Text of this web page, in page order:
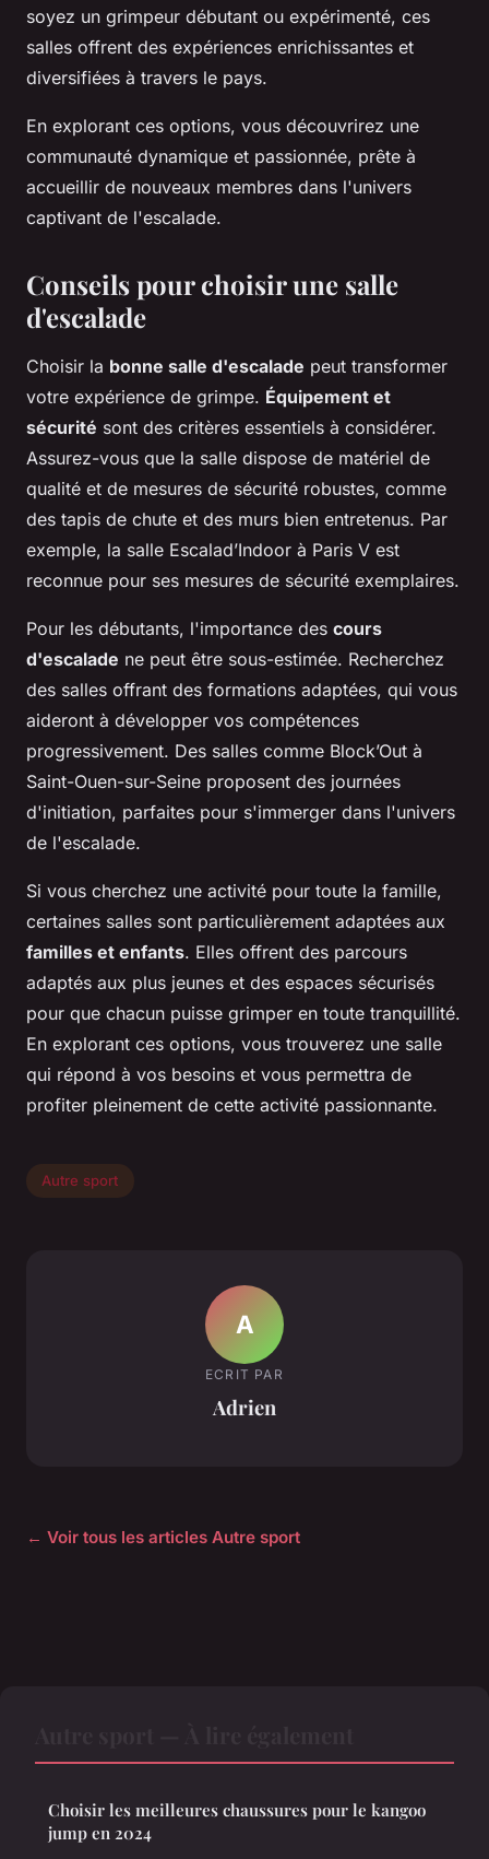
soyez un grimpeur débutant ou expérimenté, ces
salles offrent des expériences enrichissantes et
diversifiées à travers le pays.
En explorant ces options, vous découvrirez une
communauté dynamique et passionnée, prête à
accueillir de nouveaux membres dans l'univers
captivant de l'escalade.
Conseils pour choisir une salle
d'escalade
Choisir la bonne salle d'escalade peut transformer
votre expérience de grimpe. Équipement et
sécurité sont des critères essentiels à considérer.
Assurez-vous que la salle dispose de matériel de
qualité et de mesures de sécurité robustes, comme
des tapis de chute et des murs bien entretenus. Par
exemple, la salle Escalad’Indoor à Paris V est
reconnue pour ses mesures de sécurité exemplaires.
Pour les débutants, l'importance des cours
d'escalade ne peut être sous-estimée. Recherchez
des salles offrant des formations adaptées, qui vous
aideront à développer vos compétences
progressivement. Des salles comme Block’Out à
Saint-Ouen-sur-Seine proposent des journées
d'initiation, parfaites pour s'immerger dans l'univers
de l'escalade.
Si vous cherchez une activité pour toute la famille,
certaines salles sont particulièrement adaptées aux
familles et enfants. Elles offrent des parcours
adaptés aux plus jeunes et des espaces sécurisés
pour que chacun puisse grimper en toute tranquillité.
En explorant ces options, vous trouverez une salle
qui répond à vos besoins et vous permettra de
profiter pleinement de cette activité passionnante.
Autre sport
A
ECRIT PAR
Adrien
← Voir tous les articles Autre sport
Choisir les meilleures chaussures pour le kangoo
jump en 2024